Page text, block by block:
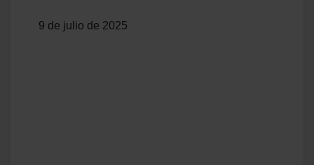
9 de julio de 2025